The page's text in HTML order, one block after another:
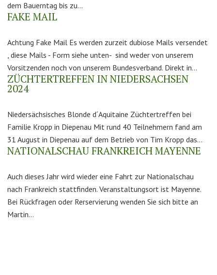
dem Bauerntag bis zu...
FAKE MAIL
Achtung Fake Mail Es werden zurzeit dubiose Mails versendet
, diese Mails - Form siehe unten- sind weder von unserem
Vorsitzenden noch von unserem Bundesverband. Direkt in...
ZÜCHTERTREFFEN IN NIEDERSACHSEN
2024
Niedersächsisches Blonde d´Aquitaine Züchtertreffen bei
Familie Kropp in Diepenau Mit rund 40 Teilnehmern fand am
31 August in Diepenau auf dem Betrieb von Tim Kropp das...
NATIONALSCHAU FRANKREICH MAYENNE
Auch dieses Jahr wird wieder eine Fahrt zur Nationalschau
nach Frankreich stattfinden. Veranstaltungsort ist Mayenne.
Bei Rückfragen oder Rerservierung wenden Sie sich bitte an
Martin...